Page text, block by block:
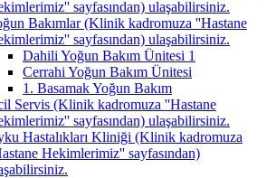
sayfasından) ulaşabilirsiniz.
Bakımlar (Klinik kadromuza ''Hastane
sayfasından) ulaşabilirsiniz.
Dahili Yoğun Bakım Ünitesi 1
Cerrahi Yoğun Bakım Ünitesi
1. Basamak Yoğun Bakım
Servis (Klinik kadromuza ''Hastane
sayfasından) ulaşabilirsiniz.
Hastalıkları Kliniği (Klinik kadromuza
Hekimlerimiz'' sayfasından)